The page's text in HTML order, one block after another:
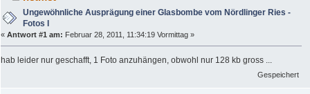
Ungewöhnliche Ausprägung einer Glasbombe vom Nördlinger Ries -
Fotos I
« Antwort #1 am: Februar 28, 2011, 11:34:19 Vormittag »
hab leider nur geschafft, 1 Foto anzuhängen, obwohl nur 128 kb gross ...
Gespeichert